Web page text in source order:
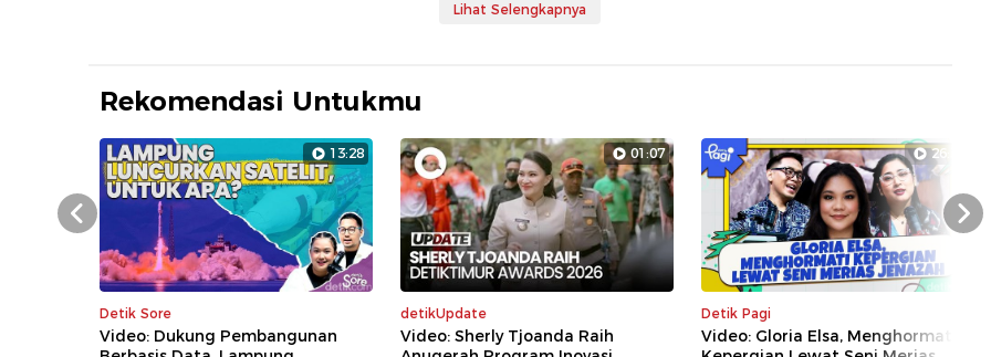
Lihat Selengkapnya
Rekomendasi Untukmu
13:28
Detik Sore
Video: Dukung Pembangunan
01:07
detikUpdate
Video: Sherly Tjoanda Raih
26:36
Detik Pagi
Video: Gloria Elsa, Menghormati
Prev Next